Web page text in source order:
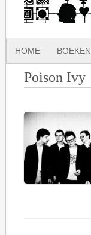
HOME BOEKEN
Poison Ivy